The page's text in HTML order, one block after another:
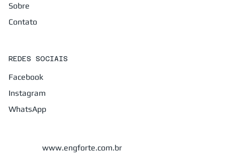
Sobre
Contato
REDES SOCIAIS
Facebook
Instagram
WhatsApp
www.engforte.com.br